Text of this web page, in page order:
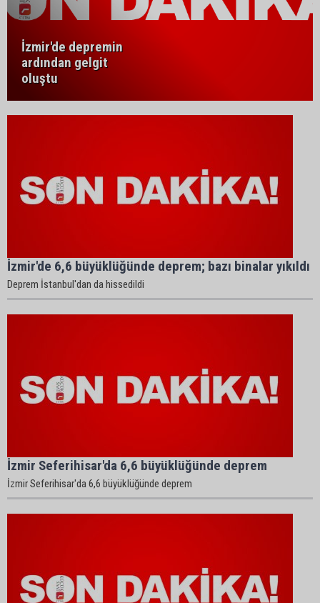
İzmir'de depremin
ardından gelgit
oluştu
İzmir'de 6,6 büyüklüğünde deprem; bazı binalar yıkıldı
Deprem İstanbul'dan da hissedildi
İzmir Seferihisar'da 6,6 büyüklüğünde deprem
İzmir Seferihisar'da 6,6 büyüklüğünde deprem